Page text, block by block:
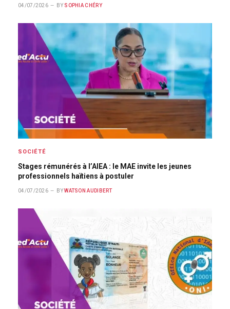
04/07/2026 BY SOPHIA CHÉRY
SOCIÉTÉ
Stages rémunérés à l’AIEA : le MAE invite les jeunes
professionnels haïtiens à postuler
04/07/2026 BY WATSON AUDIBERT